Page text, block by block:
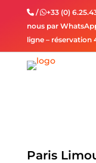
/ +33 (0)
nous par
ligne – réservation
Paris